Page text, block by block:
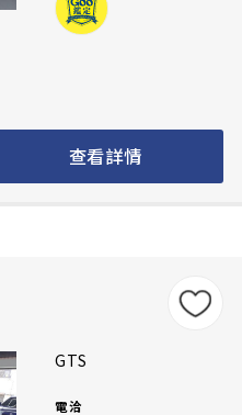
查看詳情
GTS
電洽